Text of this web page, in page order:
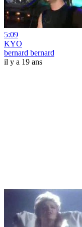
5:09
KYO
bernard bernard
il y a 19 ans